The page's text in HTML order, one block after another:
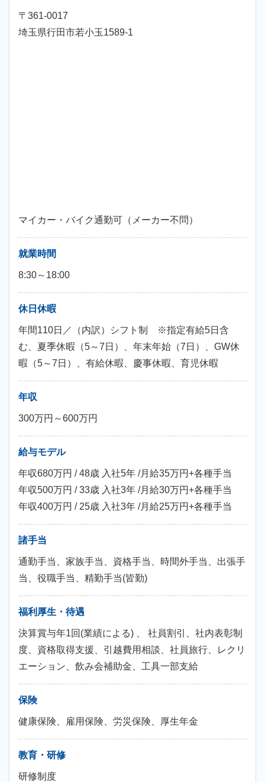
〒361-0017
埼玉県行田市若小玉1589-1
マイカー・バイク通勤可（メーカー不問）
就業時間
8:30～18:00
休日休暇
年間110日／（内訳）シフト制 ※指定有給5日含
む、夏季休暇（5～7日）、年末年始（7日）、GW休
暇（5～7日）、有給休暇、慶事休暇、育児休暇
年収
300万円～600万円
給与モデル
年収680万円 / 48歳 入社5年 /月給35万円+各種手当
年収500万円 / 33歳 入社3年 /月給30万円+各種手当
年収400万円 / 25歳 入社3年 /月給25万円+各種手当
諸手当
通勤手当、家族手当、資格手当、時間外手当、出張手
当、役職手当、精勤手当(皆勤)
福利厚生・待遇
決算賞与年1回(業績による) 、 社員割引、社内表彰制
度、資格取得支援、引越費用相談、社員旅行、レクリ
エーション、飲み会補助金、工具一部支給
保険
健康保険、雇用保険、労災保険、厚生年金
教育・研修
研修制度